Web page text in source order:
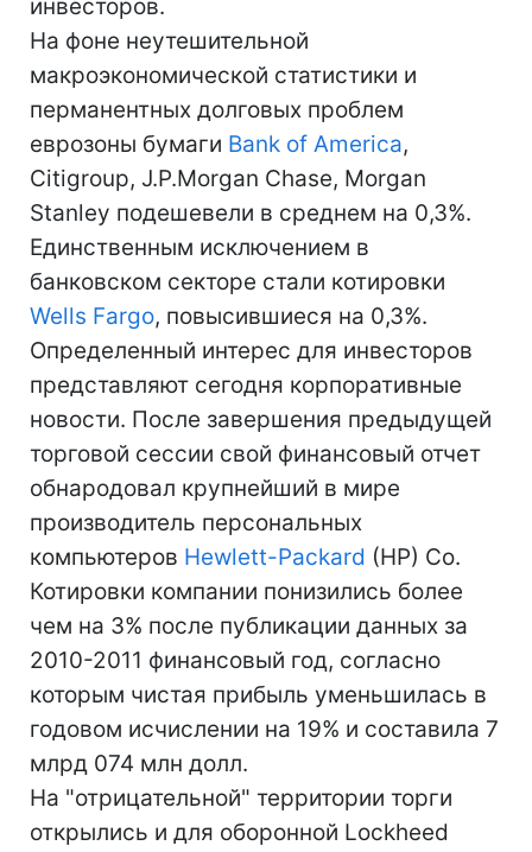
инвесторов.
На фоне неутешительной
макроэкономической статистики и
перманентных долговых проблем
еврозоны бумаги Bank of America,
Citigroup, J.P.Morgan Chase, Morgan
Stanley подешевели в среднем на 0,3%.
Единственным исключением в
банковском секторе стали котировки
Wells Fargo, повысившиеся на 0,3%.
Определенный интерес для инвесторов
представляют сегодня корпоративные
новости. После завершения предыдущей
торговой сессии свой финансовый отчет
обнародовал крупнейший в мире
производитель персональных
компьютеров Hewlett-Packard (HP) Co.
Котировки компании понизились более
чем на 3% после публикации данных за
2010-2011 финансовый год, согласно
которым чистая прибыль уменьшилась в
годовом исчислении на 19% и составила 7
млрд 074 млн долл.
На "отрицательной" территории торги
открылись и для оборонной Lockheed